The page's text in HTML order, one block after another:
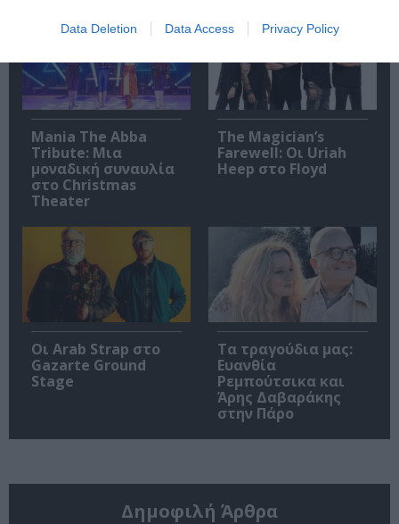
Data Deletion Data Access Privacy Policy
Mania The Abba
Tribute: Μια
μοναδική συναυλία
στο Christmas
Theater
The Magician’s
Farewell: Οι Uriah
Heep στο Floyd
Οι Arab Strap στο
Gazarte Ground
Stage
Τα τραγούδια μας:
Ευανθία
Ρεμπούτσικα και
Άρης Δαβαράκης
στην Πάρο
Δημοφιλή Άρθρα